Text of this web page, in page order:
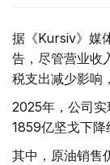
据《Kursiv》媒
告，尽管营业收
税支出减少影响
2025年，公司
1859亿坚戈下降
其中，原油销售